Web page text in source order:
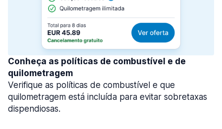
Conheça as políticas de combustível e de
quilometragem
Verifique as políticas de combustível e que
quilometragem está incluída para evitar sobretaxas
dispendiosas.